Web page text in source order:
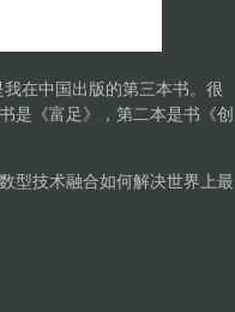
在中国出版的第三本书。很
是《富足》，第二本是书《创
型技术融合如何解决世界上最